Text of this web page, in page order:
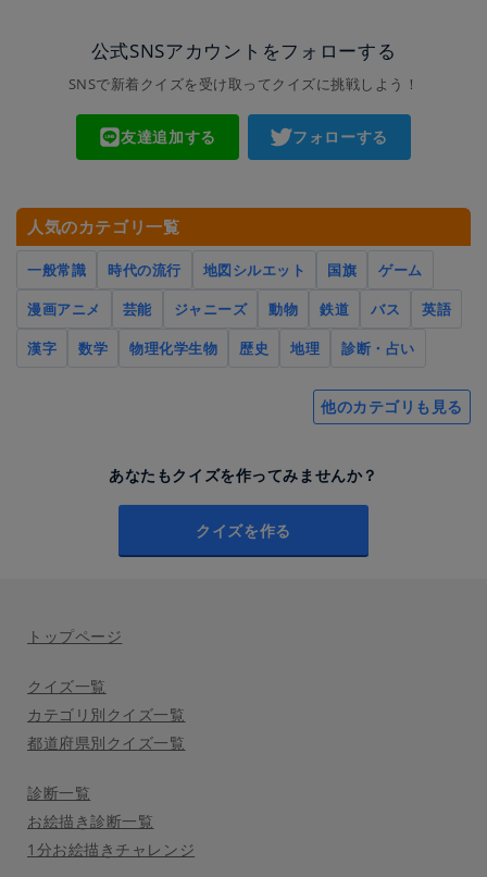
公式SNSアカウントをフォローする
SNSで新着クイズを受け取ってクイズに挑戦しよう！
友達追加する フォローする
人気のカテゴリ一覧
一般常識 時代の流行 地図シルエット 国旗
ゲーム
漫画アニメ
芸能 ジャニーズ 動物 鉄道 バス
英語
漢字
数学 物理化学生物 歴史 地理 診断・占い
他のカテゴリも見る
あなたもクイズを作ってみませんか？
クイズを作る
トップページ
クイズ一覧
カテゴリ別クイズ一覧
都道府県別クイズ一覧
診断一覧
お絵描き診断一覧
1分お絵描きチャレンジ